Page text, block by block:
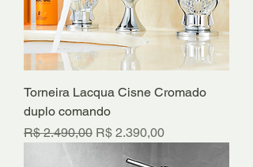
Torneira Lacqua Cisne Cromado
duplo comando
Preço normal
R$ 2.490,00 Preço promocional
R$ 2.390,00